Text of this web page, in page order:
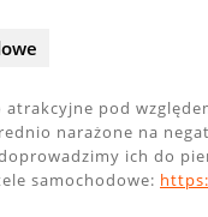
pod
narażone na
ich do
samochodowe: